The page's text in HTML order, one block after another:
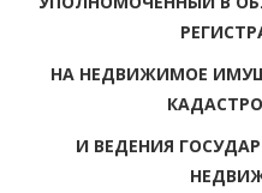
НА НЕДВИЖИМОЕ
И ВЕДЕНИЯ